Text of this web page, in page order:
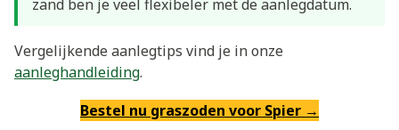
zand ben je veel flexibeler met de aanlegdatum.
Vergelijkende aanlegtips vind je in onze
aanleghandleiding.
Bestel nu graszoden voor Spier →